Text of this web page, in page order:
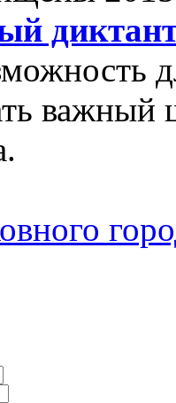
важный